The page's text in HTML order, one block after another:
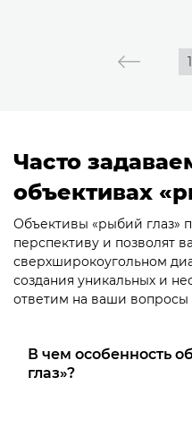
1
Часто
объективах
Объективы «рыбий глаз»
перспективу и позволят
сверхширокоугольном
создания уникальных и
ответим на ваши
В чем особенность
глаз»?